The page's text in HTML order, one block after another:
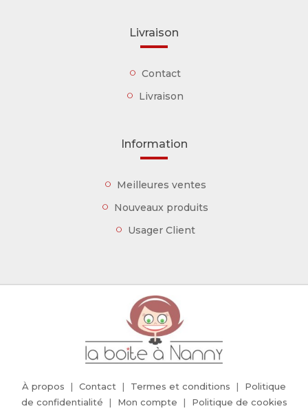
Livraison
Contact
Livraison
Information
Meilleures ventes
Nouveaux produits
Usager Client
À propos Contact Termes et conditions
Politique
de confidentialité
Mon compte
Politique de cookies